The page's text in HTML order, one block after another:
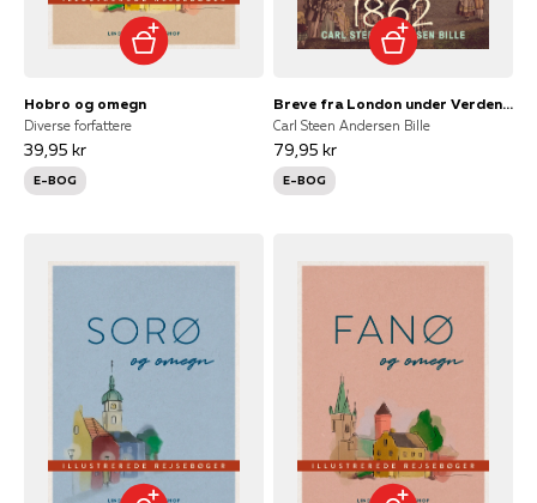
Hobro og omegn
Diverse forfattere
39,95 kr
E-BOG
Breve fra London under Verdensudstillingen 1862
Carl Steen Andersen Bille
79,95 kr
E-BOG